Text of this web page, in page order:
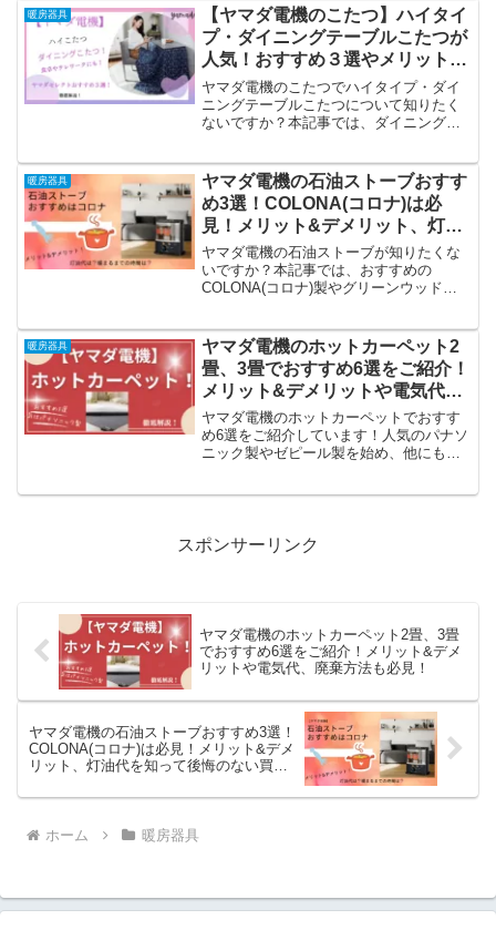
気代を抑えて効率良く使用する方法は是
非参考にしてください。
暖房器具
【ヤマダ電機のこたつ】ハイタイ
プ・ダイニングテーブルこたつが
人気！おすすめ３選やメリット&
デメリットなどご紹介！
ヤマダ電機のこたつでハイタイプ・ダイ
ニングテーブルこたつについて知りたく
ないですか？本記事では、ダイニングこ
較、足元を暖かくする秘訣などもご紹介
しています！食卓やテレワークに是非ど
うぞ！
暖房器具
ヤマダ電機の石油ストーブおすす
め3選！COLONA(コロナ)は必
見！メリット&デメリット、灯油
代を知って後悔のない買物を！
ヤマダ電機の石油ストーブが知りたくな
いですか？本記事では、おすすめの
COLONA(コロナ)製やグリーンウッド
石油ストーブのメリットとデメリットを
知って、後悔のない買物をしてください
ね！
暖房器具
ヤマダ電機のホットカーペット2
畳、3畳でおすすめ6選をご紹介！
メリット&デメリットや電気代、
廃棄方法も必見！
ヤマダ電機のホットカーペットでおすす
め6選をご紹介しています！人気のパナソ
ニック製やゼピール製を始め、他にも種
スポンサーリンク
ヤマダ電機のホットカーペット2畳、3畳
でおすすめ6選をご紹介！メリット&デメ
リットや電気代、廃棄方法も必見！
ヤマダ電機の石油ストーブおすすめ3選！
COLONA(コロナ)は必見！メリット&デメ
リット、灯油代を知って後悔のない買物
ホーム 暖房器具